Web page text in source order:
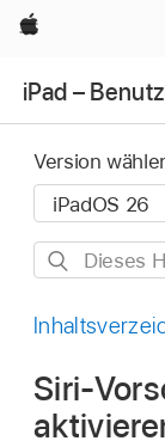
Apple
iPad –
Version
Dieses
durchsuchen
Siri-